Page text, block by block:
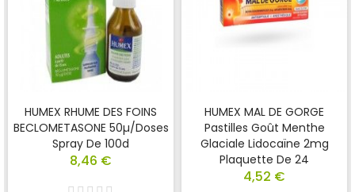
HUMEX RHUME DES FOINS
BECLOMETASONE 50µ/doses
Spray De 100d
8,46 €
HUMEX MAL DE GORGE
Pastilles Goût Menthe
Glaciale Lidocaïne 2mg
Plaquette De 24
4,52 €